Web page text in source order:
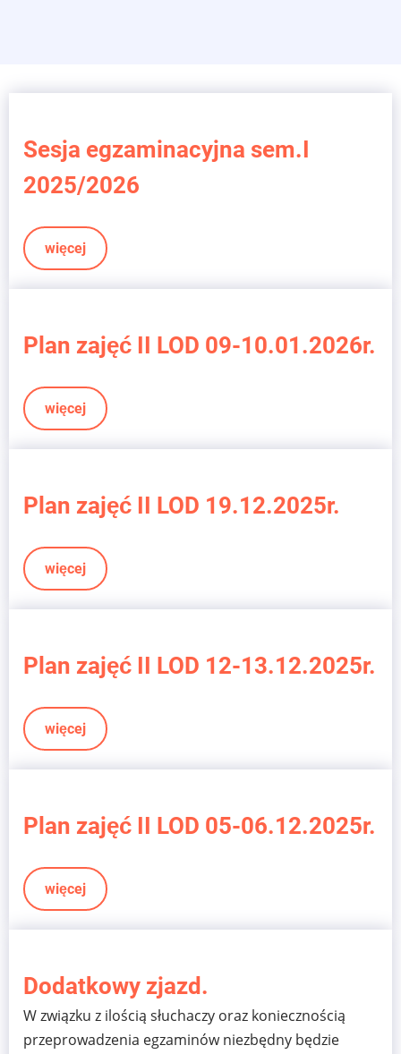
Sesja egzaminacyjna sem.I
2025/2026
więcej
Plan zajęć II LOD 09-10.01.2026r.
więcej
Plan zajęć II LOD 19.12.2025r.
więcej
Plan zajęć II LOD 12-13.12.2025r.
więcej
Plan zajęć II LOD 05-06.12.2025r.
więcej
Dodatkowy zjazd.
W związku z ilością słuchaczy oraz koniecznością
przeprowadzenia egzaminów niezbędny będzie